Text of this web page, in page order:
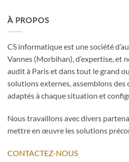
À PROPOS
CS informatique est une société
Vannes (Morbihan), d’expertise, et
audit à Paris et dans tout le grand
solutions externes, assemblons
adaptés à chaque situation et
Nous travaillons avec divers
mettre en œuvre les solutions
CONTACTEZ-NOUS